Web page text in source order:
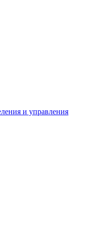
и управления